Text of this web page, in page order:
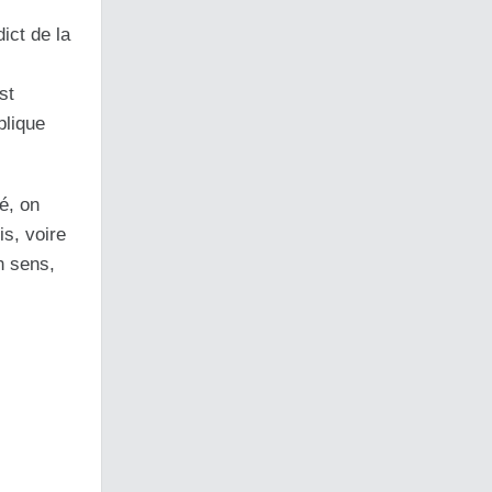
de la
on
voire
sens,